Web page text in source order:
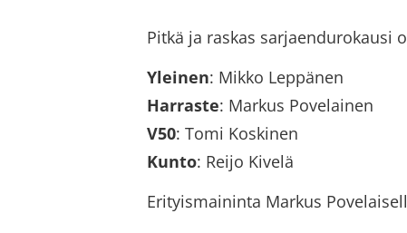
Pitkä ja raskas sarjaendurokausi
Yleinen: Mikko Leppänen
Harraste: Markus Povelainen
V50: Tomi Koskinen
Kunto: Reijo Kivelä
Erityismaininta Markus